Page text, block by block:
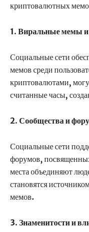
криптовалютных
1. Виральные мемы
Социальные сети
мемов среди
криптовалютами,
считанные часы,
2. Сообщества и
Социальные сети
форумов,
места объединяют
становятся
мемов.
3. Знаменитости и